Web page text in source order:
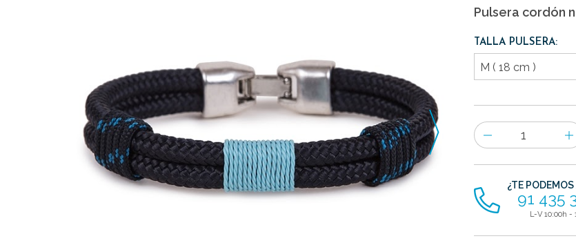
Pulsera cordón
TALLA PULSERA:
Número
de
artículos
¿TE
91 435
L-V 10:00h -